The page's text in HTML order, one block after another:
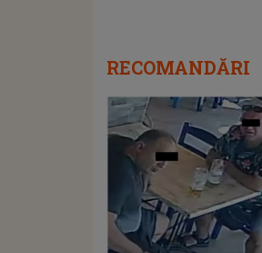
RECOMANDĂRI